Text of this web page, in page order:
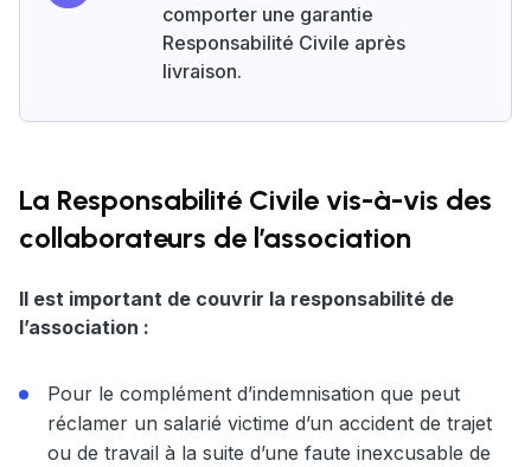
comporter une garantie
Responsabilité Civile après
livraison.
La Responsabilité Civile vis-à-vis des
collaborateurs de l’association
Il est important de couvrir la responsabilité de
l’association :
Pour le complément d’indemnisation que peut
réclamer un salarié victime d’un accident de trajet
ou de travail à la suite d’une faute inexcusable de